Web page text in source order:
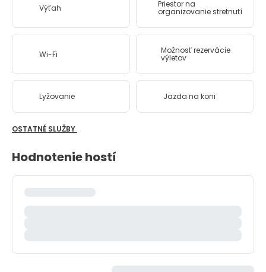
Výťah Priestor na
organizovanie stretnutí
Wi-Fi Možnosť rezervácie
výletov
Lyžovanie Jazda na koni
OSTATNÉ SLUŽBY
Hodnotenie hostí